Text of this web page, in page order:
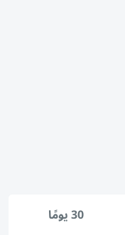
30 يومًا